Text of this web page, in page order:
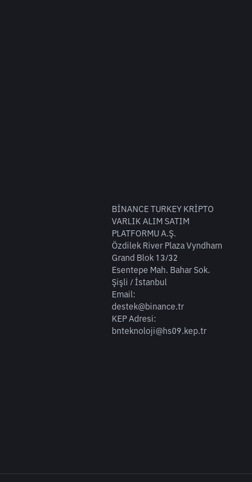
BİNANCE TURKEY KRİPTO
VARLIK ALIM SATIM
PLATFORMU A.Ş.
Özdilek River Plaza Vyndham
Grand Blok 13/32
Esentepe Mah. Bahar Sok.
Şişli / İstanbul
Email:
destek@binance.tr
KEP Adresi:
bnteknoloji@hs09.kep.tr